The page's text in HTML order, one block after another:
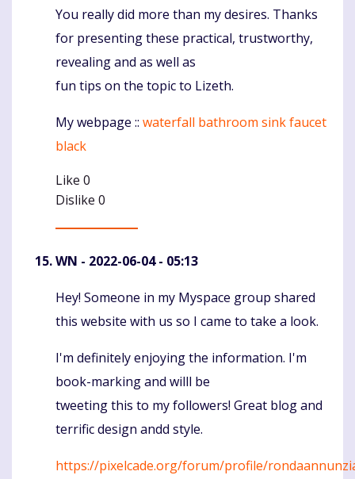
You really did more than my desires. Thanks
for presenting these practical, trustworthy,
revealing and as well as
fun tips on the topic to Lizeth.
My webpage :: waterfall bathroom sink faucet
black
Like 0
Dislike 0
WN - 2022-06-04 - 05:13
Komentaras
Hey! Someone in my Myspace group shared
this website with us so I came to take a look.
I'm definitely enjoying the information. I'm
book-marking and willl be
tweeting this to my followers! Great blog and
terrific design andd style.
https://pixelcade.org/forum/profile/